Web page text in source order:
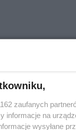
Uprawa
zaufanych
informacje na
wysyłane